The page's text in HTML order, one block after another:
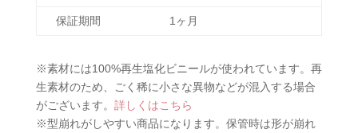
保証期間 1ヶ月
※素材には100%再生塩化ビニールが使われています。再
生素材のため、ごく稀に小さな異物などが混入する場合
がございます。 詳しくはこちら
※型崩れがしやすい商品になります。保管時は形が崩れ